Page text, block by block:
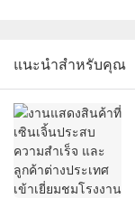
แนะนำสำหรับคุณ